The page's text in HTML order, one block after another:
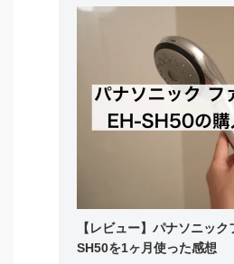
【レビュー】パナソニッ
SH50を1ヶ月使った感想